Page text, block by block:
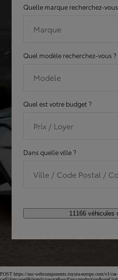
Quelle marque recherchez-
Marque
Quel modèle recherchez-vous ?
Modèle
Quel est votre budget ?
Prix / Loyer
Dans quelle ville ?
Ville / Code Postal /
11166 véhicules
POST https://usc-webcomponents.toyota-europe.com/v1/